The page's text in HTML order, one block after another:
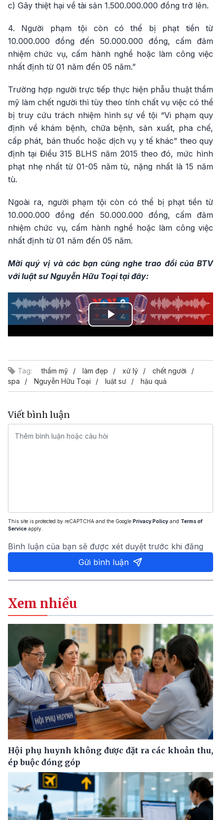
c) Gây thiệt hại về tài sản 1.500.000.000 đồng trở lên.
4. Người phạm tội còn có thể bị phạt tiền từ
10.000.000 đồng đến 50.000.000 đồng, cấm đảm
nhiệm chức vụ, cấm hành nghề hoặc làm công việc
nhất định từ 01 năm đến 05 năm.”
Trường hợp người trực tiếp thực hiện phẫu thuật thẩm
mỹ làm chết người thì tùy theo tính chất vụ việc có thể
bị truy cứu trách nhiệm hình sự về tội “Vi phạm quy
định về khám bệnh, chữa bệnh, sản xuất, pha chế,
cấp phát, bán thuốc hoặc dịch vụ y tế khác” theo quy
định tại Điều 315 BLHS năm 2015 theo đó, mức hình
phạt nhẹ nhất từ 01-05 năm tù, nặng nhất là 15 năm
tù.
Ngoài ra, người phạm tội còn có thể bị phạt tiền từ
10.000.000 đồng đến 50.000.000 đồng, cấm đảm
nhiệm chức vụ, cấm hành nghề hoặc làm công việc
nhất định từ 01 năm đến 05 năm.
Mời quý vị và các bạn cùng nghe trao đổi của BTV
với luật sư Nguyễn Hữu Toại tại đây:
Play
Tag: thẩm mỹ làm đẹp xử lý
chết người
spa
Nguyễn Hữu Toại luật sư hậu quả
Viết bình luận
This site is protected by reCAPTCHA and the Google Privacy Policy and Terms of
Service apply.
Bình luận của bạn sẽ được xét duyệt trước khi đăng
Gửi bình luận
Xem nhiều
Hội phụ huynh không được đặt ra các khoản thu,
ép buộc đóng góp